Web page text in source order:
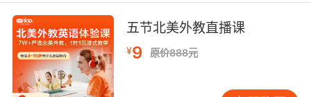
主研发的智能学习系统，通过课前水平测试、课
中表情识别、课后作业分析，构建学员能力画
像。系统可自动推荐适配的绘本资源，例如当学
员在"现在进行时"掌握度达80%时，推送《魔法
五节北美外教直播课
¥9 原价888元